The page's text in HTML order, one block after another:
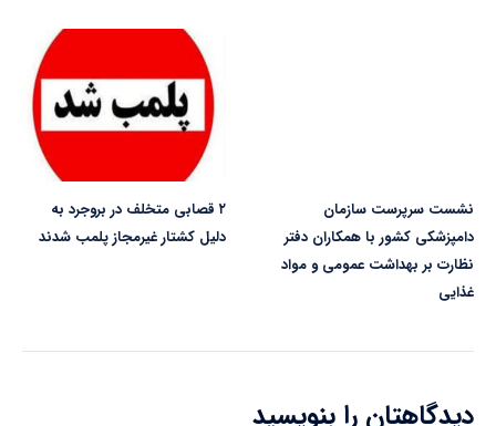
نشست سرپرست سازمان
دامپزشکی کشور با همکاران دفتر
نظارت بر بهداشت عمومی و مواد
غذایی
۲ قصابی متخلف در بروجرد به
دلیل کشتار غیرمجاز پلمب شدند
دیدگاهتان را بنویسید